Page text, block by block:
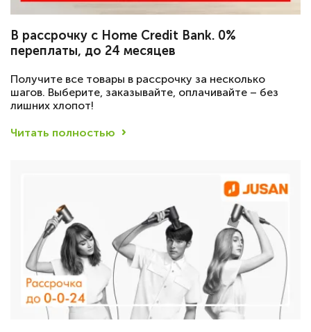
В рассрочку с Home Credit Bank. 0%
переплаты, до 24 месяцев
Получите все товары в рассрочку за несколько
шагов. Выберите, заказывайте, оплачивайте – без
лишних хлопот!
Читать полностью